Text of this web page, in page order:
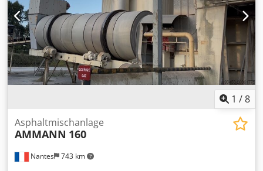
1 /8
Nantes 743 km
Asphaltmischanlage
AMMANN 160